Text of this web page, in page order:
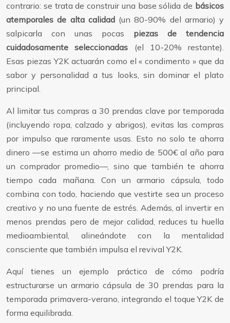
contrario: se trata de construir una base sólida de básicos
atemporales de alta calidad(un 80-90% del armario) y
salpicarla con unas pocas piezas de tendencia
cuidadosamente seleccionadas (el 10-20% restante).
Esas piezas Y2K actuarán como el « condimento » que da
sabor y personalidad a tus looks, sin dominar el plato
principal.
Al limitar tus compras a 30 prendas clave por temporada
(incluyendo ropa, calzado y abrigos), evitas las compras
por impulso que raramente usas. Esto no solo te ahorra
dinero —se estima un ahorro medio de 500€ al año para
un comprador promedio—, sino que también te ahorra
tiempo cada mañana. Con un armario cápsula, todo
combina con todo, haciendo que vestirte sea un proceso
creativo y no una fuente de estrés. Además, al invertir en
menos prendas pero de mejor calidad, reduces tu huella
medioambiental, alineándote con la mentalidad
consciente que también impulsa el revival Y2K.
Aquí tienes un ejemplo práctico de cómo podría
estructurarse un armario cápsula de 30 prendas para la
temporada primavera-verano, integrando el toque Y2K de
forma equilibrada.